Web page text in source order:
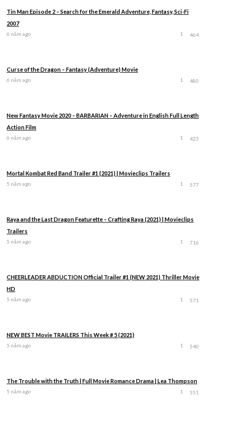
Tin Man Episode 2 – Search for the Emerald Adventure, Fantasy, Sci-Fi
2007
6 năm ago 464
1
Curse of the Dragon – Fantasy (Adventure) Movie
6 năm ago 480
1
New Fantasy Movie 2020 – BARBARIAN – Adventure in English Full Length
Action Film
6 năm ago 423
1
Mortal Kombat Red Band Trailer #1 (2021) | Movieclips Trailers
5 năm ago 577
1
Raya and the Last Dragon Featurette – Crafting Raya (2021) | Movieclips
Trailers
5 năm ago 716
1
CHEERLEADER ABDUCTION Official Trailer #1 (NEW 2021) Thriller Movie
HD
5 năm ago 571
1
NEW BEST Movie TRAILERS This Week # 5 (2021)
5 năm ago 540
1
The Trouble with the Truth | Full Movie Romance Drama | Lea Thompson
5 năm ago 551
1